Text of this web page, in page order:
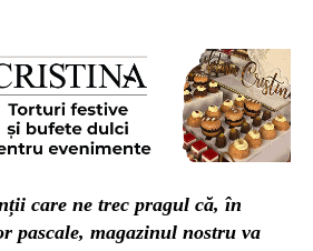
care ne trec pragul că, în
pascale, magazinul nostru va